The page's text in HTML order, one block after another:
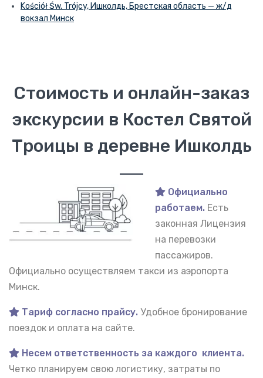
Kościół Św. Trójcy, Ишколдь, Брестская область — ж/д
вокзал Минск
Стоимость и онлайн-заказ
экскурсии в Костел Святой
Троицы в деревне Ишколдь
Официально
работаем. Есть
законная Лицензия
на перевозки
пассажиров.
Официально осуществляем такси из аэропорта
Минск.
Тариф согласно прайсу. Удобное бронирование
поездок и оплата на сайте.
Несем ответственность за каждого клиента.
Четко планируем свою логистику, затраты по